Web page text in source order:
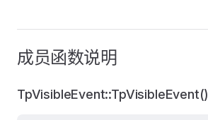
成员函数说明
TpVisibleEvent::TpVisibleEvent()